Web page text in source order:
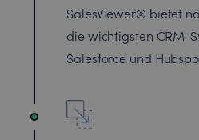
SalesViewer® bietet
die wichtigsten CRM-
Salesforce und